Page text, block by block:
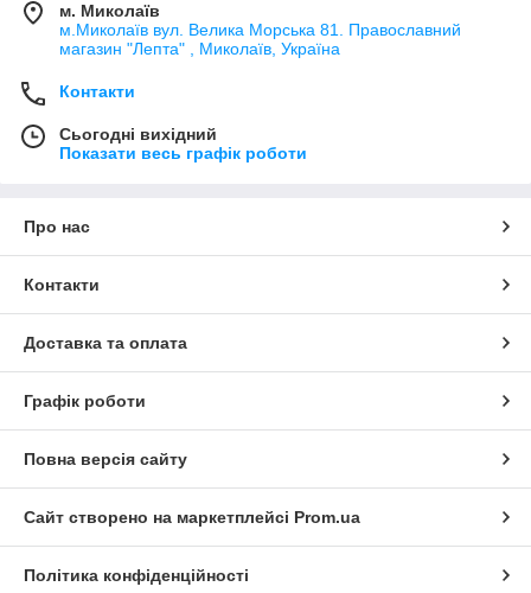
м. Миколаїв
м.Миколаїв вул. Велика Морська 81. Православний
магазин "Лепта" , Миколаїв, Україна
Контакти
Сьогодні вихідний
Показати весь графік роботи
Про нас
Контакти
Доставка та оплата
Графік роботи
Повна версія сайту
Сайт створено на маркетплейсі Prom.ua
Політика конфіденційності